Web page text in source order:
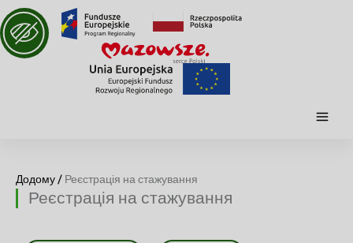
Додому / Реєстрація на стажування
Реєстрація на стажування